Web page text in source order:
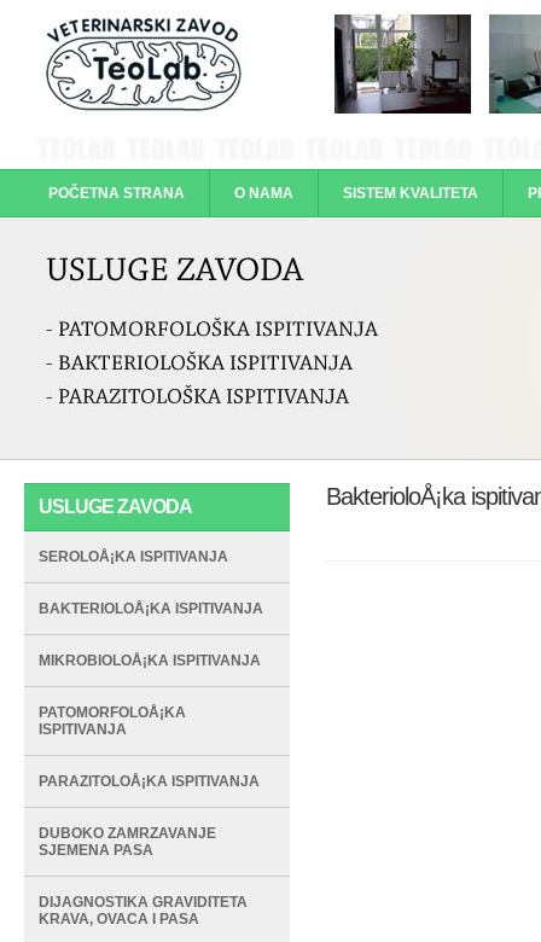
POČETNA STRANA O NAMA SISTEM KVALITETA
USLUGE ZAVODA
SEROLOÅ¡KA ISPITIVANJA
BAKTERIOLOÅ¡KA ISPITIVANJA
MIKROBIOLOÅ¡KA ISPITIVANJA
PATOMORFOLOÅ¡KA
ISPITIVANJA
PARAZITOLOÅ¡KA ISPITIVANJA
DUBOKO ZAMRZAVANJE
SJEMENA PASA
DIJAGNOSTIKA GRAVIDITETA
KRAVA, OVACA I PASA
BakterioloÅ¡ka